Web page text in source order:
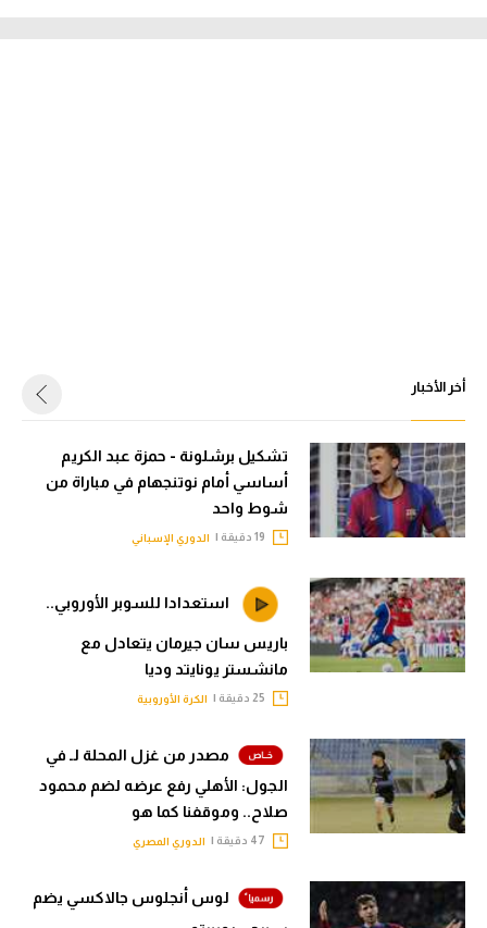
أخر الأخبار
تشكيل برشلونة - حمزة عبد الكريم
أساسي أمام نوتنجهام في مباراة من
شوط واحد
الدوري الإسباني
استعدادا للسوبر الأوروبي..
باريس سان جيرمان يتعادل مع
مانشستر يونايتد وديا
الكرة الأوروبية
مصدر من غزل المحلة لـ في
الجول: الأهلي رفع عرضه لضم محمود
صلاح.. وموقفنا كما هو
الدوري المصري
لوس أنجلوس جالاكسي يضم